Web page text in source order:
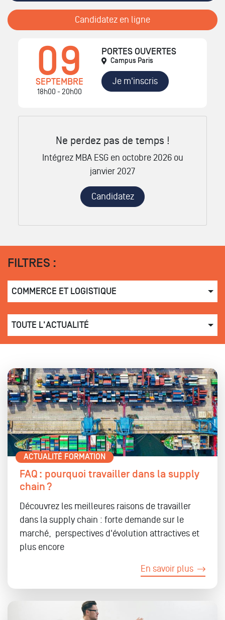
Candidatez en ligne
09
SEPTEMBRE
18h00 - 20h00
PORTES OUVERTES
Campus Paris
Je m'inscris
Ne perdez pas de temps !
Intégrez MBA ESG en octobre 2026 ou
janvier 2027
Candidatez
FILTRES :
COMMERCE ET LOGISTIQUE
TOUTE L'ACTUALITÉ
ACTUALITÉ FORMATION
FAQ : pourquoi travailler dans la supply
chain ?
Découvrez les meilleures raisons de travailler
dans la supply chain : forte demande sur le
marché, perspectives d'évolution attractives et
plus encore
En savoir plus